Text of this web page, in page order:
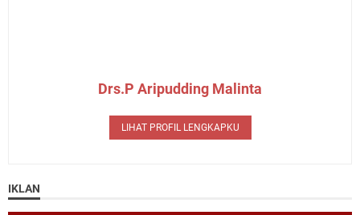
Drs.P Aripudding Malinta
LIHAT PROFIL LENGKAPKU
IKLAN